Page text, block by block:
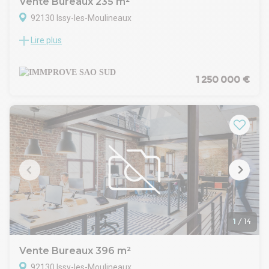
92130 Issy-les-Moulineaux
Locaux adaptés à la réception du public ! Immprove vous
parfaitement adapté aux contraintes PMR. Au sein d'un bel
immeuble tertiaire, cette surface bénéficie d'un
Idéal pour un organisme de formations ou un cabinet
médical !
. Immeuble tertiaire disposant d'accès multiples (métro, T2
ou RER, axes routiers...)
. Accès sécurisé par badge et digicode
. Aucune marche, permettant un accès facile aux personnes
à mobilité réduite
. RDC bénéficiant de plusieurs accès
. Locaux donnant sur un jardin/terrasse accessible
. Espace disposant de nombreuses fenêtres permettant
d'avoir chaque bureau en premier jour
. Cloisonnement amovible, faux plafond et lumière directe
Lire plus
1 250 000 €
1 / 14
Vente Bureaux 396 m²
92130 Issy-les-Moulineaux